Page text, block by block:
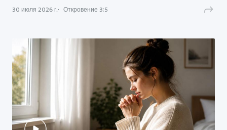
30 июля 2026 г. Откровение 3:5